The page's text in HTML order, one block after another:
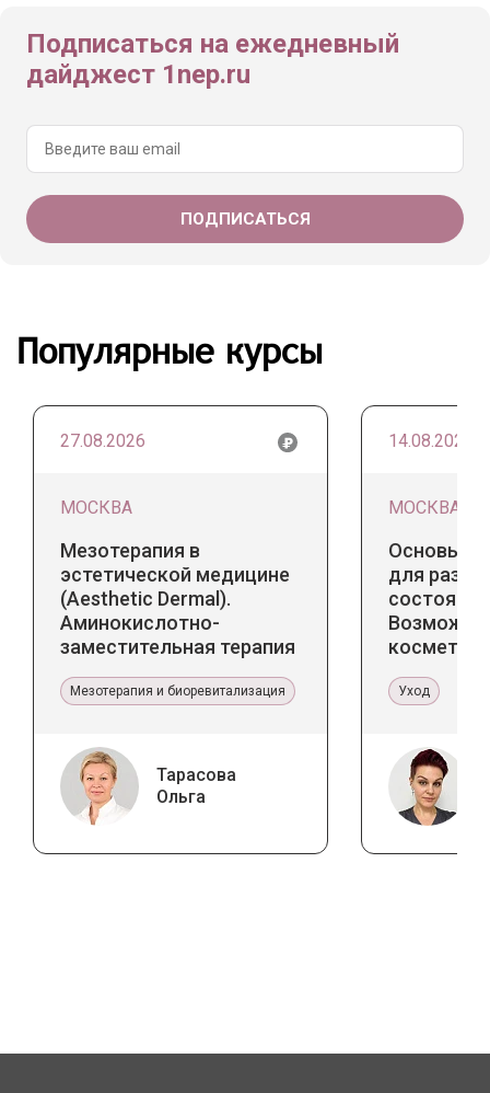
Подписаться на ежедневный
дайджест 1nep.ru
Популярные курсы
27.08.2026
МОСКВА
Мезотерапия в
эстетической медицине
(Aesthetic Dermal).
Аминокислотно-
заместительная терапия
Мезотерапия и биоревитализация
Тарасова
Ольга
14.08.2026
МОСКВА
Основы
для
Уход